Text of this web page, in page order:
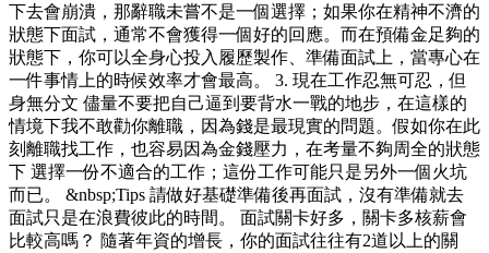
下去會崩潰，那辭職未嘗不是一個選擇；如果你在精神不濟的
狀態下面試，通常不會獲得一個好的回應。而在預備金足夠的
狀態下，你可以全身心投入履歷製作、準備面試上，當專心在
一件事情上的時候效率才會最高。 3. 現在工作忍無可忍，但
身無分文 儘量不要把自己逼到要背水一戰的地步，在這樣的
情境下我不敢勸你離職，因為錢是最現實的問題。假如你在此
刻離職找工作，也容易因為金錢壓力，在考量不夠周全的狀態
下 選擇一份不適合的工作；這份工作可能只是另外一個火坑
而已。 &nbsp;Tips 請做好基礎準備後再面試，沒有準備就去
面試只是在浪費彼此的時間。 面試關卡好多，關卡多核薪會
比較高嗎？ 隨著年資的增長，你的面試往往有2道以上的關